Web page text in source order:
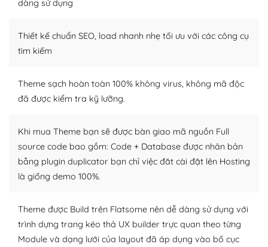
WordPress là nơi lưu trữ cho một diễn đàn cộng đồng
khổng lồ được kiểm duyệt bởi các nhân viên và những
Nếu bạn gặp khó khăn, bạn có thể lên mạng và tìm
kiếm những cộng đồng WordPress, họ sẽ giúp bạn trả
Cộng đồng sử dụng WordPress sẵn sàng hỗ trợ bạn
– Đa dạng plugin và themes
WordPress để tăng thêm các tính năng cần thiết. Có
nhiều plugin trả phí hoặc miễn phí.
dàng sử dụng
Thiết kế chuẩn SEO, load nhanh nhẹ tối ưu với các công cụ
tìm kiếm
Theme sạch hoàn toàn 100% không virus, không mã độc
đã được kiểm tra kỹ lưỡng.
Khi mua Theme bạn sẽ được bàn giao mã nguồn Full
source code bao gồm: Code + Database được nhân bản
bằng plugin duplicator bạn chỉ việc đăt cài đặt lên Hosting
là giống demo 100%.
Theme được Build trên Flatsome nên dễ dàng sử dụng với
trình dựng trang kéo thả UX builder trực quan theo từng
Module và dạng lưới của layout đã áp dụng vào bố cục